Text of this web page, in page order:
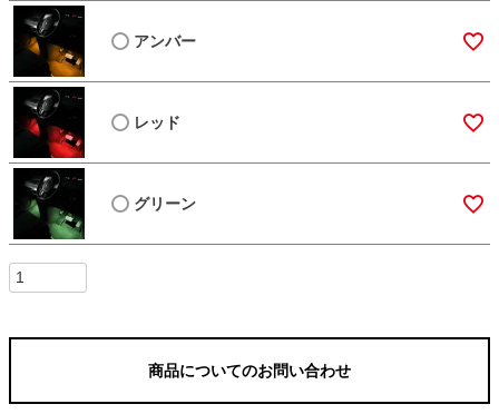
アンバー
レッド
グリーン
商品についてのお問い合わせ